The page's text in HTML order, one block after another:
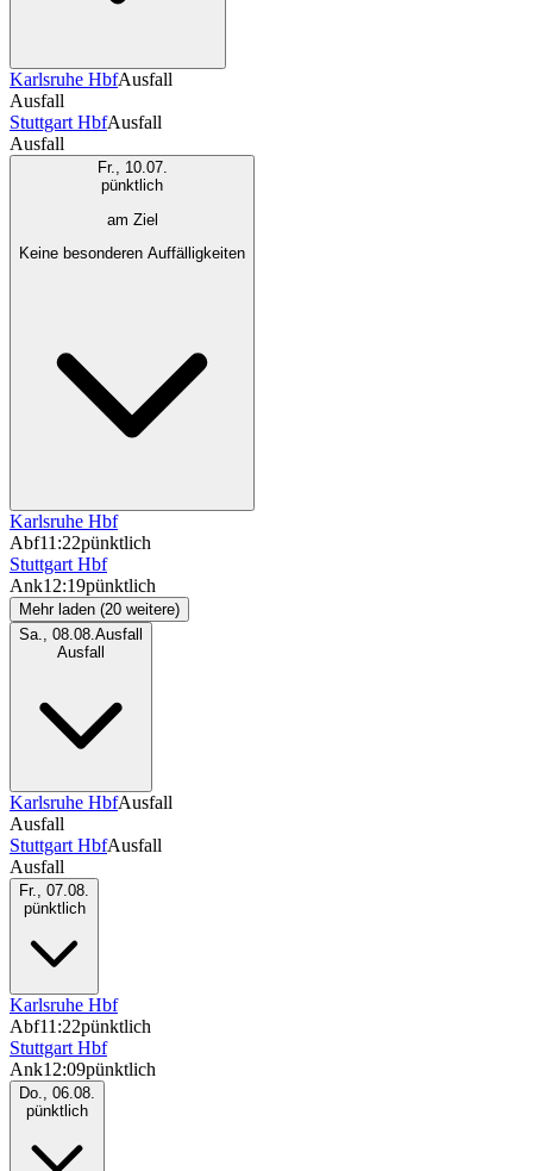
Karlsruhe HbfAusfall
Ausfall
Stuttgart HbfAusfall
Ausfall
Fr., 10.07.
pünktlich
am Ziel
Keine besonderen Auffälligkeiten
Karlsruhe Hbf
Abf11:22pünktlich
Stuttgart Hbf
Ank12:19pünktlich
Mehr laden (20 weitere)
Sa., 08.08.Ausfall
Ausfall
Karlsruhe HbfAusfall
Ausfall
Stuttgart HbfAusfall
Ausfall
Fr., 07.08.
pünktlich
Karlsruhe Hbf
Abf11:22pünktlich
Stuttgart Hbf
Ank12:09pünktlich
Do., 06.08.
pünktlich